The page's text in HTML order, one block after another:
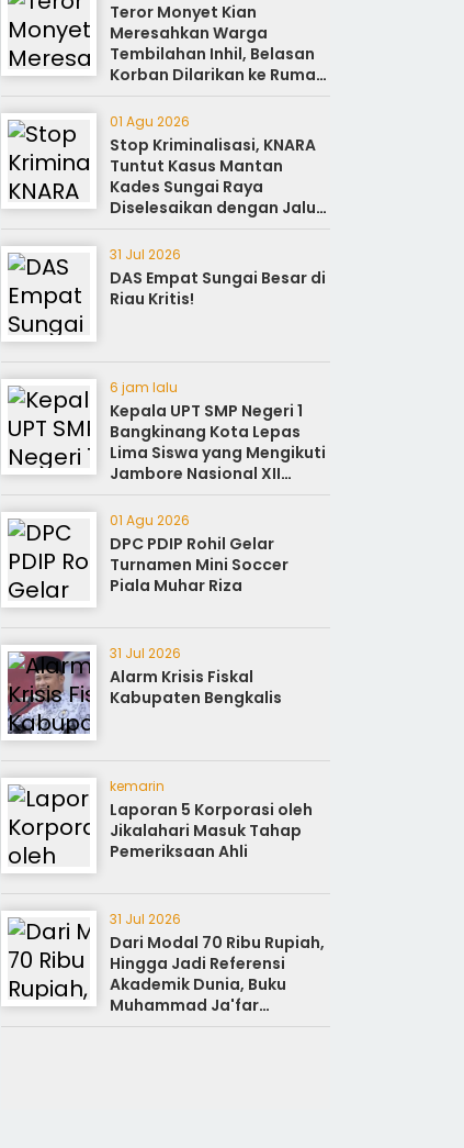
Teror Monyet Kian
Meresahkan Warga
Tembilahan Inhil, Belasan
Korban Dilarikan ke Rumah
Sakit
01 Agu 2026
Stop Kriminalisasi, KNARA
Tuntut Kasus Mantan
Kades Sungai Raya
Diselesaikan dengan Jalur
Reforma Agraria
31 Jul 2026
DAS Empat Sungai Besar di
Riau Kritis!
6 jam lalu
Kepala UPT SMP Negeri 1
Bangkinang Kota Lepas
Lima Siswa yang Mengikuti
Jambore Nasional XII
Cibubur Jakarta
01 Agu 2026
DPC PDIP Rohil Gelar
Turnamen Mini Soccer
Piala Muhar Riza
31 Jul 2026
Alarm Krisis Fiskal
Kabupaten Bengkalis
kemarin
Laporan 5 Korporasi oleh
Jikalahari Masuk Tahap
Pemeriksaan Ahli
31 Jul 2026
Dari Modal 70 Ribu Rupiah,
Hingga Jadi Referensi
Akademik Dunia, Buku
Muhammad Ja'far
Hasibuan diluncurkan di UI